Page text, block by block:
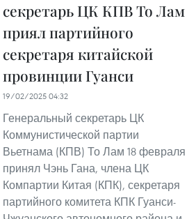
секретарь ЦК КПВ То Лам
приял партийного
секретаря китайской
провинции Гуанси
19/02/2025 04:32
Генеральный секретарь ЦК
Коммунистической партии
Вьетнама (КПВ) То Лам 18 февраля
принял Чэнь Гана, члена ЦК
Компартии Китая (КПК), секретаря
партийного комитета КПК Гуанси-